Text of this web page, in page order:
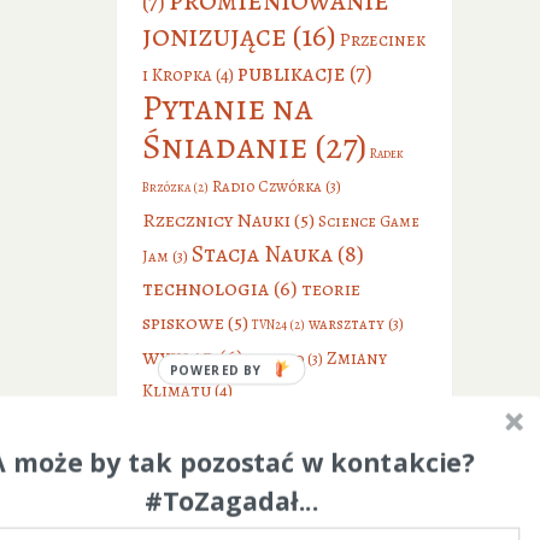
jonizujące (16) Przecinek
i Kropka(4) publikacje(7)
Pytanie na
Śniadanie (27) Radek
Brzózka(2) Radio Czwórka(3)
Rzecznicy Nauki(5)Science Game
Jam (3) Stacja Nauka(8)
technologia(6) teorie
spiskowe(5) TVN24(2) warsztaty(3)
wykład (6) wywiad(3) Zmiany
Klimatu(4)
może by tak pozostać w kontakcie?
#ToZagadał...
POWERED BY